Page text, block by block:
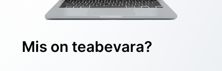
Mis on teabevara?